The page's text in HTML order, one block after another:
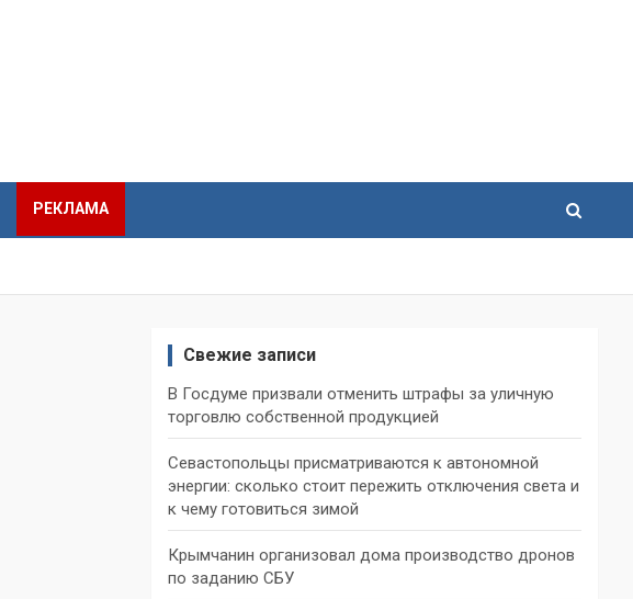
РЕКЛАМА
Свежие записи
В Госдуме призвали отменить штрафы за уличную
торговлю собственной продукцией
Севастопольцы присматриваются к автономной
энергии: сколько стоит пережить отключения света и
к чему готовиться зимой
Крымчанин организовал дома производство дронов
по заданию СБУ